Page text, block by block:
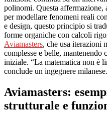
polinomi. Questa affermazione,
per modellare fenomeni reali
e design, questo principio si
forme organiche con calcoli
Aviamasters, che usa iterazioni
complesse e belle, mantenendo
iniziale. “La matematica non è
conclude un ingegnere milanese.
Aviamasters:
strutturale e